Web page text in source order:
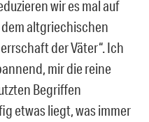
wir es mal auf
altgriechischen
der Väter“. Ich
mir die reine
Begriffen
etwas liegt, was immer